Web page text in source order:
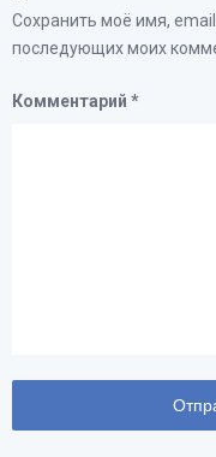
Сохранить моё имя,
последующих моих
Комментарий *